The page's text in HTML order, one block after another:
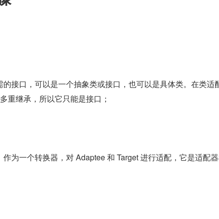
接口，可以是一个抽象类或接口，也可以是具体类。在类适
重继承，所以它只能是接口；
为一个转换器，对 Adaptee 和 Target 进行适配，它是适配